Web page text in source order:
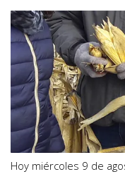
Hoy miércoles 9 de